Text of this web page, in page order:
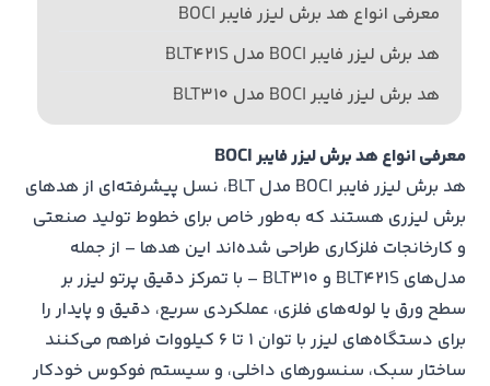
معرفی انواع هد برش لیزر فایبر BOCI
هد برش لیزر فایبر BOCI مدل BLT421S
هد برش لیزر فایبر BOCI مدل BLT310
معرفی انواع هد برش لیزر فایبر BOCI
هد برش لیزر فایبر BOCI مدل BLT، نسل پیشرفته‌ای از هدهای
برش لیزری هستند که به‌طور خاص برای خطوط تولید صنعتی
و کارخانجات فلزکاری طراحی شده‌اند این هدها – از جمله
مدل‌های BLT421S و BLT310 – با تمرکز دقیق پرتو لیزر بر
سطح ورق یا لوله‌های فلزی، عملکردی سریع، دقیق و پایدار را
برای دستگاه‌های لیزر با توان ۱ تا ۶ کیلووات فراهم می‌کنند
ساختار سبک، سنسورهای داخلی، و سیستم فوکوس خودکار